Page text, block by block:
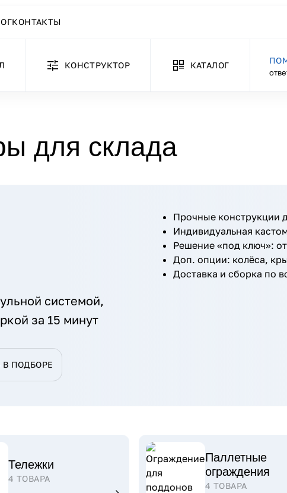
КОНТАКТЫ
КОНСТРУКТОР КАТАЛОГ
для склада
системой,
за 15 минут
ПОДБОРЕ
Прочные конструкции
Индивидуальная
Решение «под ключ»:
Доп. опции: колёса,
Доставка и сборка по
Тележки
4 ТОВАРА
Паллетные
ограждения
4 ТОВАРА